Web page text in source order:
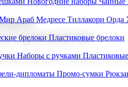
Араб Медресе Тиллакори Орда
брелоки Пластиковые брелоки
Наборы с ручками
дипломаты Промо-сумки
и производство
корпоративных подарков и